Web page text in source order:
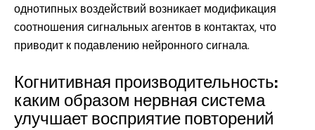
однотипных воздействий возникает модификация
соотношения сигнальных агентов в контактах, что
приводит к подавлению нейронного сигнала.
Когнитивная производительность:
каким образом нервная система
улучшает восприятие повторений